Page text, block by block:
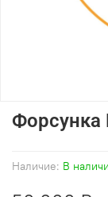
Наличие: В
Форсунка